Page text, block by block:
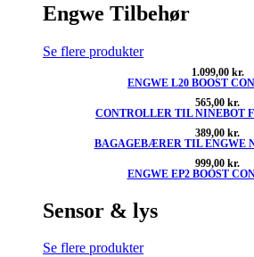
Engwe Tilbehør
Se flere produkter
1.099,00 kr.
ENGWE L20 BOOST
565,00 kr.
CONTROLLER TIL NINEBOT
389,00 kr.
BAGAGEBÆRER TIL ENGWE
999,00 kr.
ENGWE EP2 BOOST
Sensor & lys
Se flere produkter